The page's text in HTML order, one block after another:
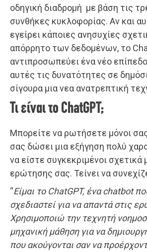
οδηγική διαδρομή με βάση τις
συνθήκες κυκλοφορίας. Αν και
εγείρει κάποιες ανησυχίες
απόρρητο των δεδομένων, το
αντιπροσωπεύει ένα νέο
αυτές τις δυνατότητες σε
σίγουρα μια νεα ανατρεπτική
Τι είναι το ChatGPT;
Μπορείτε να ρωτήσετε μόνοι
σας δώσει μια εξήγηση πολύ
να είστε συγκεκριμένοι σχετικά
ερώτησης σας. Τείνει να
“Είμαι το ChatGPT, ένα chatbot
σχεδιαστεί για να απαντά στις
Χρησιμοποιώ την τεχνητή
μηχανική μάθηση για να
που ακούγονται σαν να